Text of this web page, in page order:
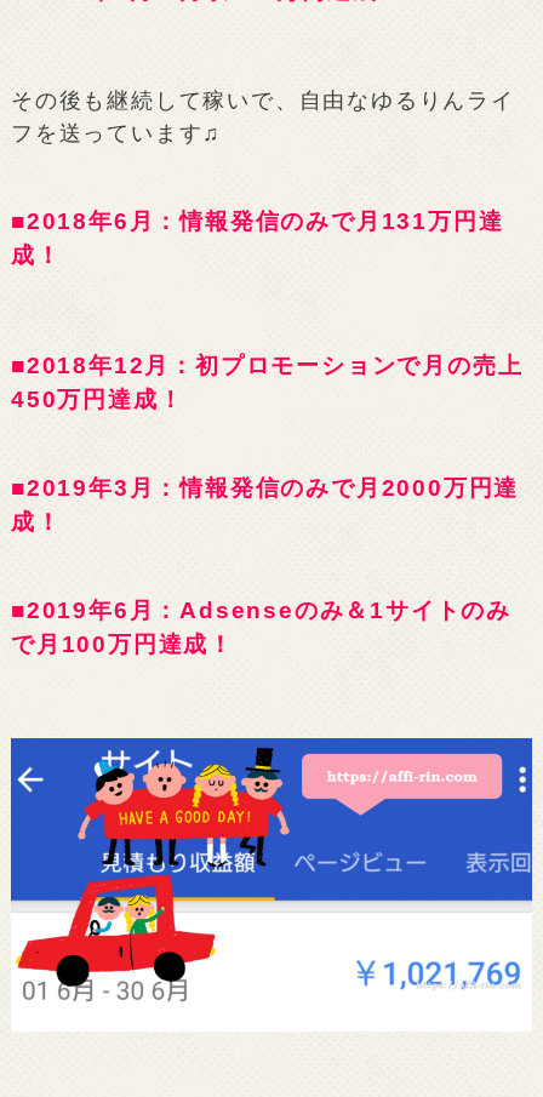
その後も継続して稼いで、自由なゆるりんライ
フを送っています♫
■2018年6月：情報発信のみで月131万円達
成！
■2018年12月：初プロモーションで月の売上
450万円達成！
■2019年3月：情報発信のみで月2000万円達
成！
■2019年6月：Adsenseのみ＆1サイトのみ
で月100万円達成！